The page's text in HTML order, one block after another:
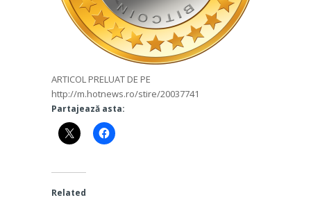
ARTICOL PRELUAT DE PE
http://m.hotnews.ro/stire/20037741
Partajează asta:
Related